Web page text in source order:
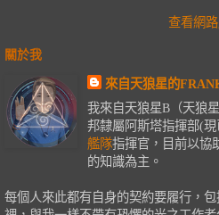
查看網
關於我
來自天狼星的
我來自天狼星B（天狼
邦隸屬阿斯塔指揮部(
艦隊指揮官，目前以協
的知識為主。
每個人來此都有自身的契約要履行，